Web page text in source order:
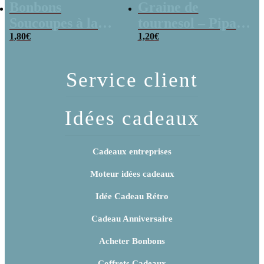
poudre (x20)
1,80€
x 3
1,20€
Service client
Idées cadeaux
Cadeaux entreprises
Moteur idées cadeaux
Idée Cadeau Rétro
Cadeau Anniversaire
Acheter Bonbons